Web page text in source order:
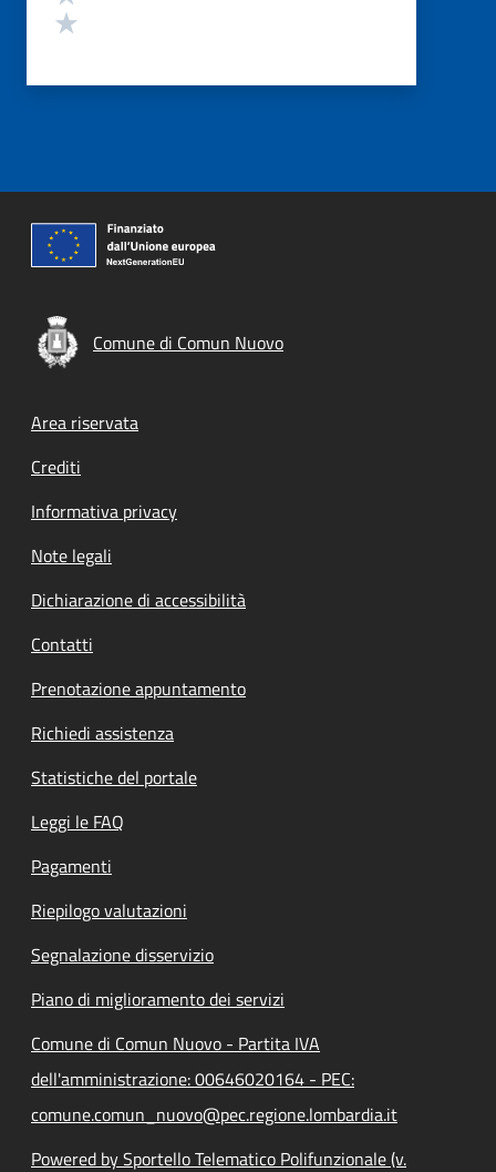
Comune di Comun Nuovo
Footer menu
Area riservata
Crediti
Informativa privacy
Note legali
Dichiarazione di accessibilità
Contatti
Prenotazione appuntamento
Richiedi assistenza
Statistiche del portale
Leggi le FAQ
Pagamenti
Riepilogo valutazioni
Segnalazione disservizio
Piano di miglioramento dei servizi
Comune di Comun Nuovo - Partita IVA
dell'amministrazione: 00646020164 - PEC:
comune.comun_nuovo@pec.regione.lombardia.it
Powered by Sportello Telematico Polifunzionale (v.